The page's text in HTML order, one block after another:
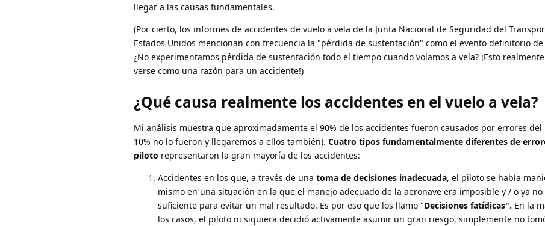
llegar a las causas fundamentales.
(Por cierto, los informes de accidentes de vuelo a vela de la Junta Nacional de Seguridad del
Estados Unidos mencionan con frecuencia la "pérdida de sustentación" como el evento definitorio de
¿No experimentamos pérdida de sustentación todo el tiempo cuando volamos a vela? ¡Esto
verse como una razón para un accidente!)
¿Qué causa realmente los accidentes en el vuelo a vela?
Mi análisis muestra que aproximadamente el 90% de los accidentes fueron causados por errores del
10% no lo fueron y llegaremos a ellos también). Cuatro tipos fundamentalmente diferentes de
piloto representaron la gran mayoría de los accidentes:
Accidentes en los que, a través de una toma de decisiones inadecuada, el piloto se había
mismo en una situación en la que el manejo adecuado de la aeronave era imposible y / o ya no
suficiente para evitar un mal resultado. Es por eso que los llamo "Decisiones fatídicas". En la
los casos, el piloto ni siquiera decidió activamente asumir un gran riesgo, simplemente no